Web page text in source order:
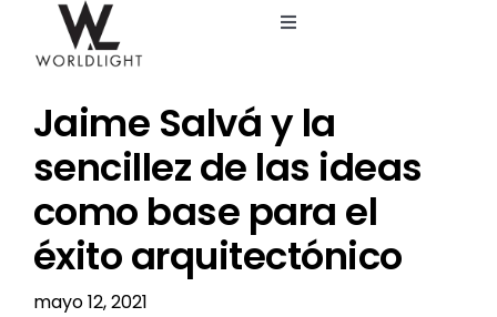
contenido
Toggle
Catálogo
Blog
Jaime Salvá y la
sencillez de las ideas
como base para el
éxito arquitectónico
mayo 12, 2021